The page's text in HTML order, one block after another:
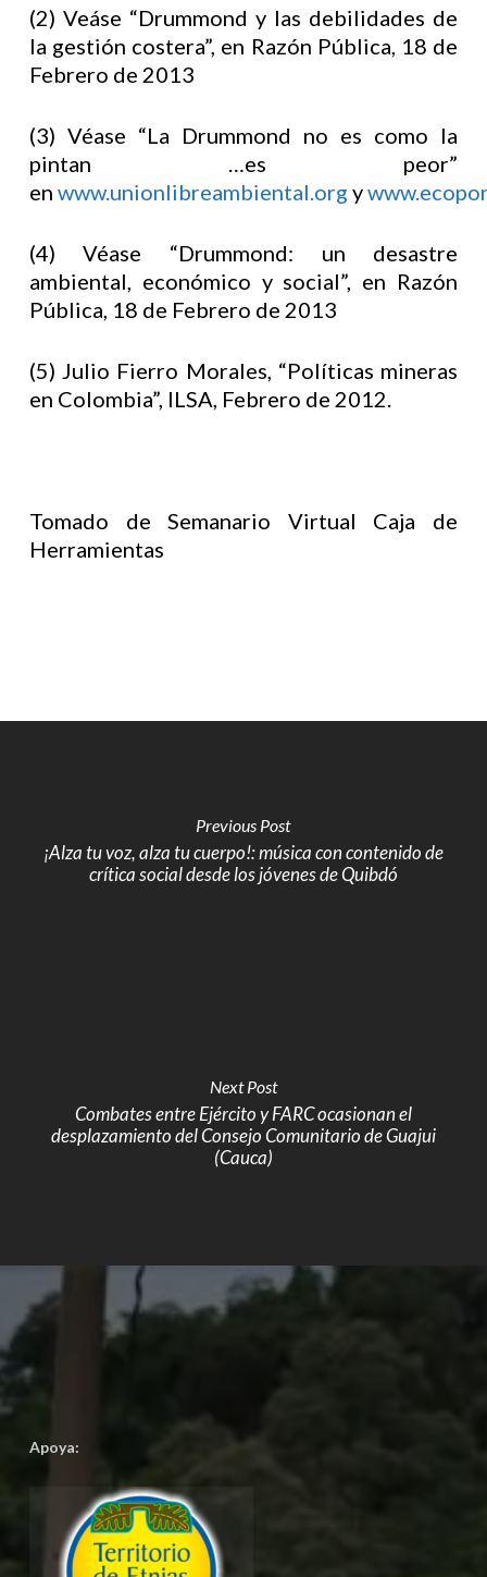
(2) Veáse “Drummond y las debilidades de
la gestión costera”, en Razón Pública, 18 de
Febrero de 2013
(3) Véase “La Drummond no es como la
pintan …es peor”
en www.unionlibreambiental.org y
(4) Véase “Drummond: un desastre
ambiental, económico y social”, en Razón
Pública, 18 de Febrero de 2013
(5) Julio Fierro Morales, “Políticas mineras
en Colombia”, ILSA, Febrero de 2012.
Tomado de Semanario Virtual Caja de
Herramientas
Previous Post
¡Alza tu voz, alza tu cuerpo!: música con contenido de
crítica social desde los jóvenes de Quibdó
Next Post
Combates entre Ejército y FARC ocasionan el
desplazamiento del Consejo Comunitario de Guajui
(Cauca)
Apoya: